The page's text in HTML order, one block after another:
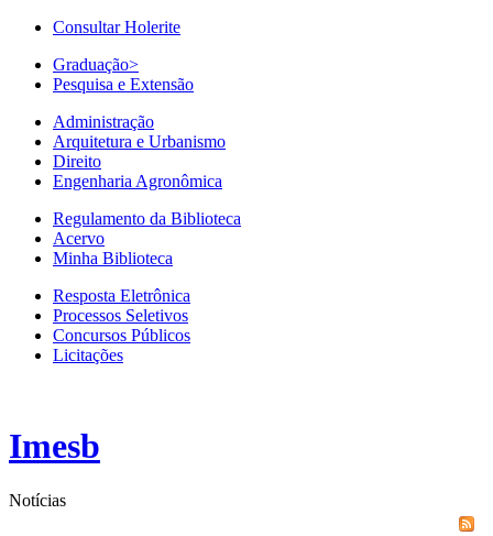
Consultar Holerite
Graduação>
Pesquisa e Extensão
Administração
Arquitetura e Urbanismo
Direito
Engenharia Agronômica
Regulamento da Biblioteca
Acervo
Minha Biblioteca
Resposta Eletrônica
Processos Seletivos
Concursos Públicos
Licitações
Imesb
Notícias